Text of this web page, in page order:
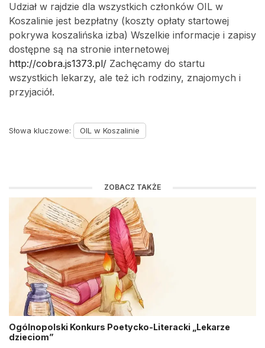
Udział w rajdzie dla wszystkich członków OIL w
Koszalinie jest bezpłatny (koszty opłaty startowej
pokrywa koszalińska izba) Wszelkie informacje i zapisy
dostępne są na stronie internetowej
http://cobra.js1373.pl/ Zachęcamy do startu
wszystkich lekarzy, ale też ich rodziny, znajomych i
przyjaciół.
Słowa kluczowe: OIL w Koszalinie
ZOBACZ TAKŻE
Ogólnopolski Konkurs Poetycko-Literacki „Lekarze
dzieciom”